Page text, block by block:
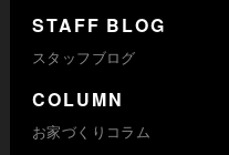
STAFF BLOG
スタッフブログ
COLUMN
お家づくりコラム